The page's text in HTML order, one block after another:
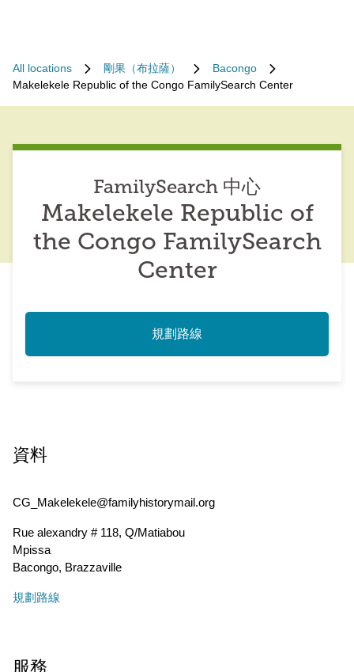
All locations 剛果（布拉薩）
Bacongo
Makelekele Republic of the Congo FamilySearch Center
FamilySearch 中心
Makelekele Republic of
the Congo FamilySearch
Center
規劃路線
資料
CG_Makelekele@familyhistorymail.org
Rue alexandry # 118, Q/Matiabou
Mpissa
Bacongo, Brazzaville
規劃路線